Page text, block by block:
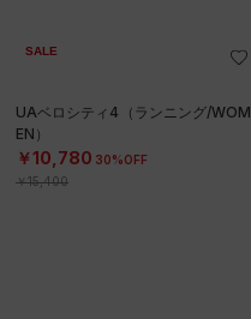
SALE
UAベロシティ4（ランニング/WOM
EN）
￥10,780 30%OFF
￥15,400